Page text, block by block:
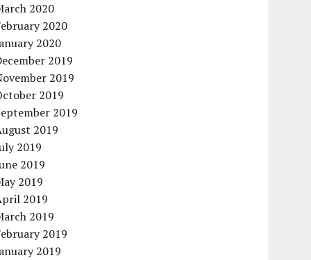
2020
2020
2020
2019
2019
2019
2019
2019
2019
2019
2019
2019
2019
2019
2019